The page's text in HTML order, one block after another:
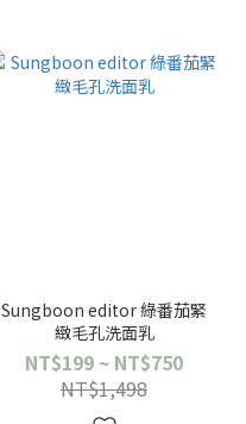
Sungboon editor 綠番茄緊
緻毛孔洗面乳
NT$199 ~ NT$750
NT$1,498